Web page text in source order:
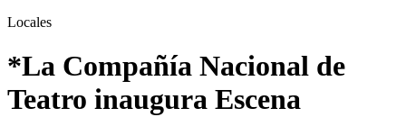
Locales
*La Compañía Nacional de
Teatro inaugura Escena